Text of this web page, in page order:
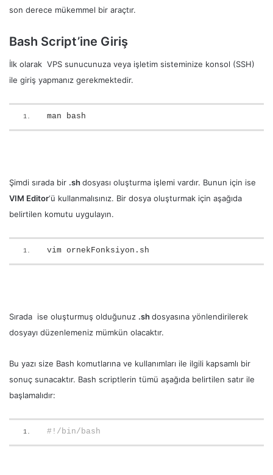
son derece mükemmel bir araçtır.
Bash Script’ine Giriş
İlk olarak VPS sunucunuza veya işletim sisteminize konsol (SSH)
ile giriş yapmanız gerekmektedir.
man bash
Şimdi sırada bir .shdosyası oluşturma işlemi vardır. Bunun için ise
VIM Editor‘ü kullanmalısınız. Bir dosya oluşturmak için aşağıda
belirtilen komutu uygulayın.
vim ornekFonksiyon.sh
Sırada ise oluşturmuş olduğunuz .shdosyasına yönlendirilerek
dosyayı düzenlemeniz mümkün olacaktır.
Bu yazı size Bash komutlarına ve kullanımları ile ilgili kapsamlı bir
sonuç sunacaktır. Bash scriptlerin tümü aşağıda belirtilen satır ile
başlamalıdır:
#!/bin/bash